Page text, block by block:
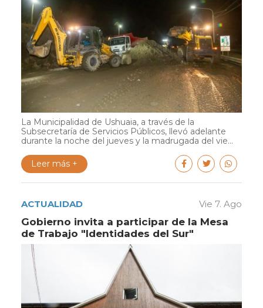
La Municipalidad de Ushuaia, a través de la
Subsecretaría de Servicios Públicos, llevó adelante
durante la noche del jueves y la madrugada del vie...
Leer más +
ACTUALIDAD Vie 7. Ago
Gobierno invita a participar de la Mesa
de Trabajo "Identidades del Sur"